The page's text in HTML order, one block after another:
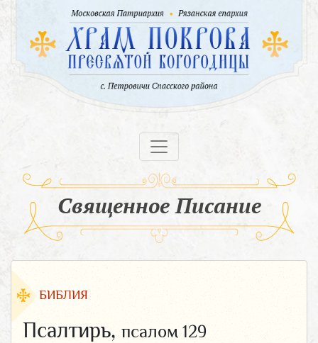
Священное Писание
БИБЛИЯ
Псалтирь, псалом 129